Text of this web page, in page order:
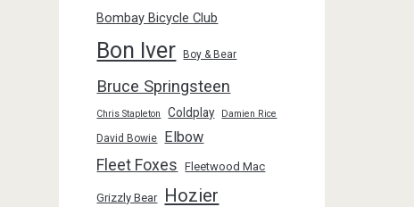
Bombay Bicycle Club
Bon Iver Boy & Bear
Bruce Springsteen
Chris Stapleton Coldplay Damien Rice
David Bowie Elbow
Fleet Foxes Fleetwood Mac
Grizzly Bear Hozier